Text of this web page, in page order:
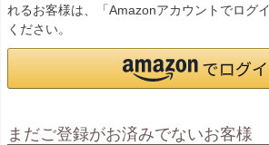
れるお客様は、「Amazonアカウントでログ
ください。
まだご登録がお済みでないお客様